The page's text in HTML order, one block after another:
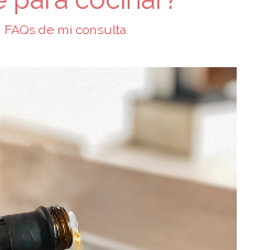
FAQs de mi consulta